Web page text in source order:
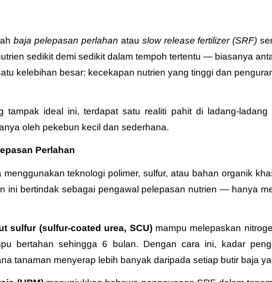
baja pelepasan perlahan atau slow release fertilizer (SRF)
sedikit demi sedikit dalam tempoh tertentu — biasanya
kelebihan besar: kecekapan nutrien yang tinggi dan
tampak ideal ini, terdapat satu realiti pahit di ladang-
oleh pekebun kecil dan sederhana.
Perlahan
teknologi polimer, sulfur, atau bahan organik
ini bertindak sebagai pengawal pelepasan nutrien — hanya
sulfur (sulfur-coated urea, SCU)mampu melepaskan
bertahan sehingga 6 bulan. Dengan cara ini, kadar
tanaman menyerap lebih banyak daripada setiap butir baja